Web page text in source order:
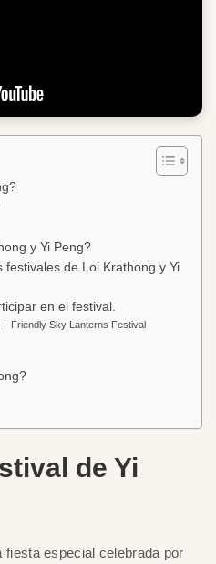
y Yi Peng?
de Loi Krathong y Yi
en el festival.
Friendly Sky Lanterns Festival
de Yi
fiesta especial celebrada por